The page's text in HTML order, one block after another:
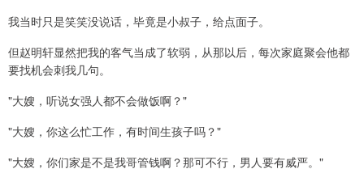
我当时只是笑笑没说话，毕竟是小叔子，给点面子。
但赵明轩显然把我的客气当成了软弱，从那以后，每次家庭聚会他都
要找机会刺我几句。
"大嫂，听说女强人都不会做饭啊？"
"大嫂，你这么忙工作，有时间生孩子吗？"
"大嫂，你们家是不是我哥管钱啊？那可不行，男人要有威严。"